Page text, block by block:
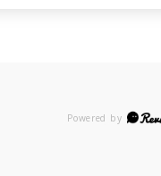
Powered by